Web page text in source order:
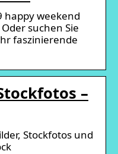
happy weekend
suchen Sie
faszinierende
–
Stockfotos und